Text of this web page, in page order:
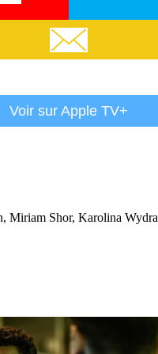
Voir sur Apple TV+
Miriam Shor, Karolina Wydra